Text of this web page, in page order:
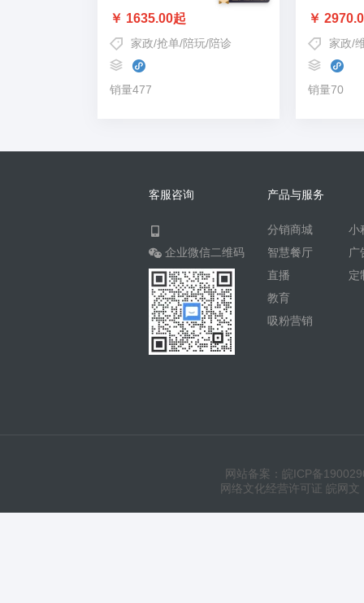
￥ 1635.00起
家政/抢单/陪玩/陪诊
销量477
￥
家政/
销量70
客服咨询
企业微信二维码
产品与服务
分销商城
智慧餐厅
直播
教育
吸粉营销
小
广
定
网站备案：皖ICP备
网络文化经营许可证 皖网